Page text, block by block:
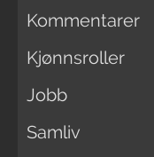
Kommentarer
Kjønnsroller
Jobb
Samliv